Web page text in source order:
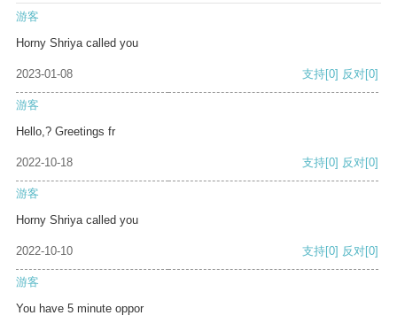
游客
Horny Shriya called you
2023-01-08 支持[0] 反对[0]
游客
Hello,? Greetings fr
2022-10-18 支持[0] 反对[0]
游客
Horny Shriya called you
2022-10-10 支持[0] 反对[0]
游客
You have 5 minute oppor